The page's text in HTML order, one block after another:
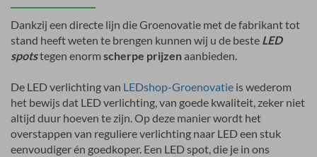
Dankzij een directe lijn die Groenovatie met de fabrikant tot
stand heeft weten te brengen kunnen wij u de beste LED
spotstegen enorm scherpe prijzenaanbieden.
De LED verlichting van LEDshop-Groenovatie is wederom
het bewijs dat LED verlichting, van goede kwaliteit, zeker niet
altijd duur hoeven te zijn. Op deze manier wordt het
overstappen van reguliere verlichting naar LED een stuk
eenvoudiger én goedkoper. Een LED spot, die je in ons